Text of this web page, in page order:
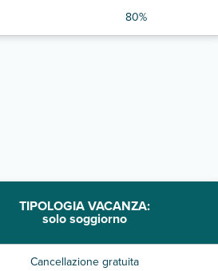
80%
TIPOLOGIA VACANZA:
solo soggiorno
Cancellazione gratuita